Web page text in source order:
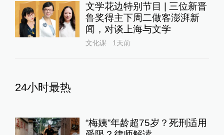
文学花边特别节目 | 三位新晋
鲁奖得主下周二做客澎湃新
闻，对谈上海与文学
文化课 1天前
24小时最热
“梅姨”年龄超75岁？死刑适用